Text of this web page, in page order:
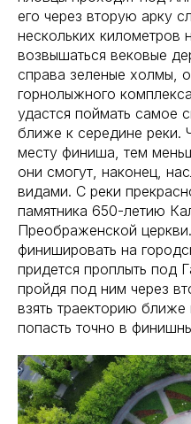
его через вторую арку
нескольких километров
возвышаться вековые
справа зеленые холмы,
горнолыжного
удастся поймать самое
ближе к середине реки.
месту финиша, тем
они смогут, наконец,
видами. С реки
памятника 650-летию
Преображенской
финишировать на
придется проплыть под
пройдя под ним через
взять траекторию
попасть точно в